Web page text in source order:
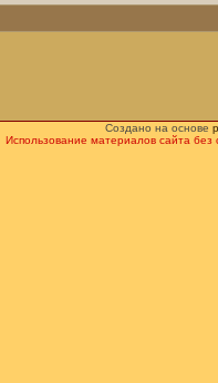
Создано на основе
Использование материалов сайта